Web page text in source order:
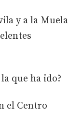
y a la Muela
que ha ido?
el Centro